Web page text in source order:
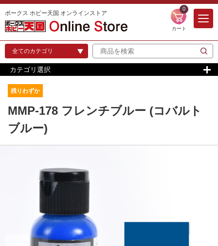
ボークス ホビー天国 オンラインストア
0
カート
カテゴリ選択
残りわずか
MMP-178 フレンチブルー (コバルト
ブルー)